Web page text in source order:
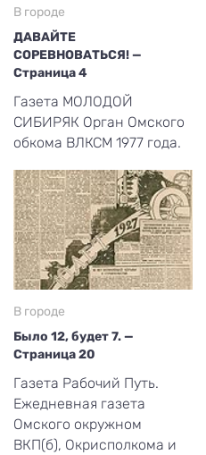
В городе
ДАВАЙТЕ
СОРЕВНОВАТЬСЯ! —
Страница 4
Газета МОЛОДОЙ
СИБИРЯК Орган Омского
обкома ВЛКСМ 1977 года.
В городе
Было 12, будет 7. —
Страница 20
Газета Рабочий Путь.
Ежедневная газета
Омского окружном
ВКП(б), Окрисполкома и